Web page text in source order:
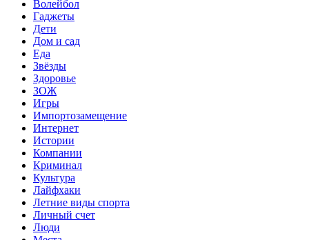
Волейбол
Гаджеты
Дети
Дом и сад
Еда
Звёзды
Здоровье
ЗОЖ
Игры
Импортозамещение
Интернет
Истории
Компании
Криминал
Культура
Лайфхаки
Летние виды спорта
Личный счет
Люди